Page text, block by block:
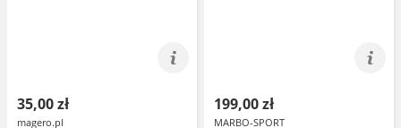
35,00 zł
magero.pl
199,00 zł
MARBO-SPORT